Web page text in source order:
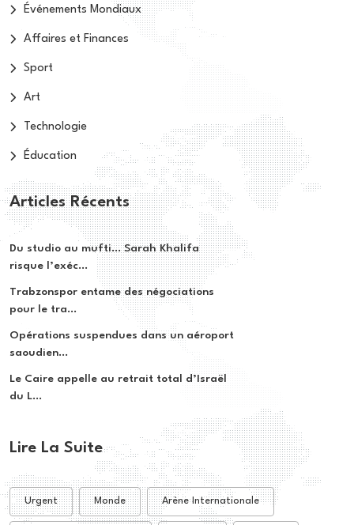
Événements Mondiaux
Affaires et Finances
Sport
Art
Technologie
Éducation
Articles Récents
Du studio au mufti… Sarah Khalifa
risque l’exéc...
Trabzonspor entame des négociations
pour le tra...
Opérations suspendues dans un aéroport
saoudien...
Le Caire appelle au retrait total d’Israël
du L...
Lire La Suite
Urgent Monde Arène Internationale